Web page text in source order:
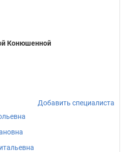
Конюшенной
Добавить специалиста